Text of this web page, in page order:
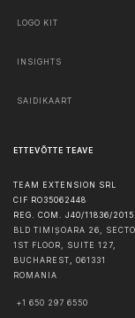
LOGO KIT
INSIGHTS
SAIDIKAART
ETTEVÕTTE TEAVE
TEAM EXTENSION SRL
CIF RO35062448
REG. COM. J40/11836/2015
BLD TIMIȘOARA 26,
1ST FLOOR, SUITE 127,
BUCHAREST, 061331
ROMANIA
+1 650 297 6550